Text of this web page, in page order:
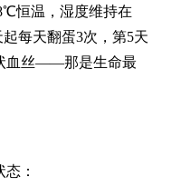
恒温，湿度维持在
每天翻蛋3次，第5天
血丝——那是生命最
：